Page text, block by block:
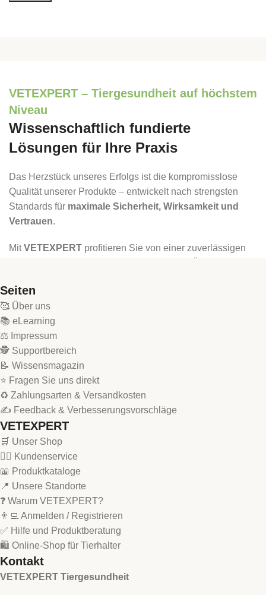
VETEXPERT – Tiergesundheit auf höchstem
Niveau
Wissenschaftlich fundierte
Lösungen für Ihre Praxis
Das Herzstück unseres Erfolgs ist die kompromisslose
Qualität unserer Produkte – entwickelt nach strengsten
Standards für maximale Sicherheit, Wirksamkeit und
Vertrauen.
MitVETEXPERT profitieren Sie von einer zuverlässigen
breites Sortiment an innovativen
Tiergesundheitsprodukten,
kurze Lieferwege und flexible Logistik,
kompetente Beratung durch unser Expertenteam – alles
aus einer Hand.
Wer wir sind
VETEXPERT – BASED ON EVIDENCE
Unternehmen in der
Produktion und dem Vertrieb von innovativen
Tiergesundheitslösungen
Unser Ziel: das Wohlbefinden und die Gesundheit von
Tieren nachhaltig zu fördern – mit Produkten, die
höchsten pharmazeutischen Standards entsprechen
und deren Wirksamkeitwissenschaftlich belegt
Unser Sortiment
Seiten
🥰 Über uns
📚 eLearning
⚖️ Impressum
🕵 Supportbereich
📝 Wissensmagazin
⭐ Fragen Sie uns direkt
♻️ Zahlungsarten & Versandkosten
✍️ Feedback & Verbesserungsvorschläge
VETEXPERT
🛒 Unser Shop
🙋‍♂️ Kundenservice
📖 Produktkataloge
📍 Unsere Standorte
❓ Warum VETEXPERT?
👨‍💻 Anmelden / Registrieren
✅ Hilfe und Produktberatung
🛍️ Online-Shop für Tierhalter
Kontakt
VETEXPERT Tiergesundheit